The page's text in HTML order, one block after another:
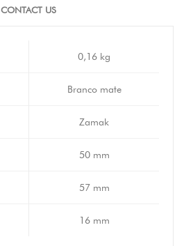
CONTACT US
0,16 kg
Branco mate
Zamak
50 mm
57 mm
16 mm